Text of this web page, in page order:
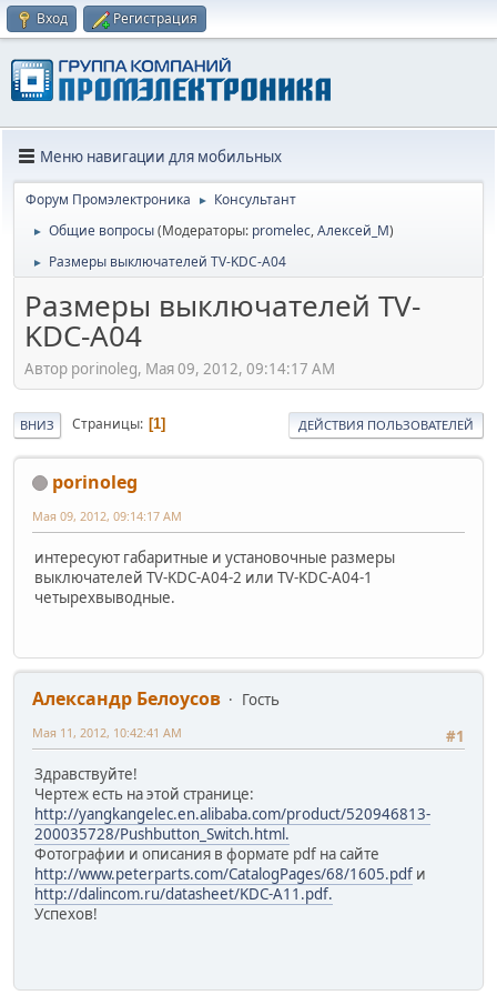
Вход Регистрация
Меню навигации для мобильных
Форум Промэлектроника ► Консультант
► Общие вопросы(Модераторы: promelec,Алексей_М)
► Размеры выключателей TV-KDC-А04
Размеры выключателей TV-
KDC-А04
Автор porinoleg, Мая 09, 2012, 09:14:17 AM
ВНИЗ Страницы 1 ДЕЙСТВИЯ ПОЛЬЗОВАТЕЛЕЙ
porinoleg
Мая 09, 2012, 09:14:17 AM
интересуют габаритные и установочные размеры
выключателей TV-KDC-А04-2 или TV-KDC-А04-1
четырехвыводные.
Александр Белоусов
Гость
#1
Мая 11, 2012, 10:42:41 AM
Здравствуйте!
Чертеж есть на этой странице:
http://yangkangelec.en.alibaba.com/product/520946813-
200035728/Pushbutton_Switch.html.
Фотографии и описания в формате pdf на сайте
http://www.peterparts.com/CatalogPages/68/1605.pdf и
http://dalincom.ru/datasheet/KDC-A11.pdf.
Успехов!